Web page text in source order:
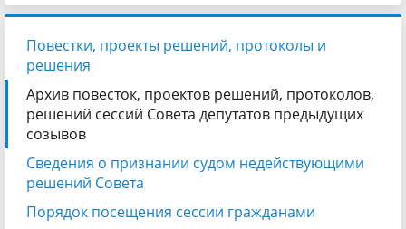
Повестки, проекты решений, протоколы и
решения
Архив повесток, проектов решений, протоколов,
решений сессий Совета депутатов предыдущих
созывов
Сведения о признании судом недействующими
решений Совета
Порядок посещения сессии гражданами